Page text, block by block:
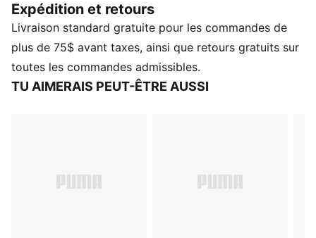
Coupe basse
Fermeture à lacets
Coupe standard
Semelle extérieure en caoutchouc
Tige en cuir
Expédition et retours
Livraison standard gratuite pour les commandes de
plus de 75$ avant taxes, ainsi que retours gratuits sur
toutes les commandes admissibles.
TU AIMERAIS PEUT-ÊTRE AUSSI